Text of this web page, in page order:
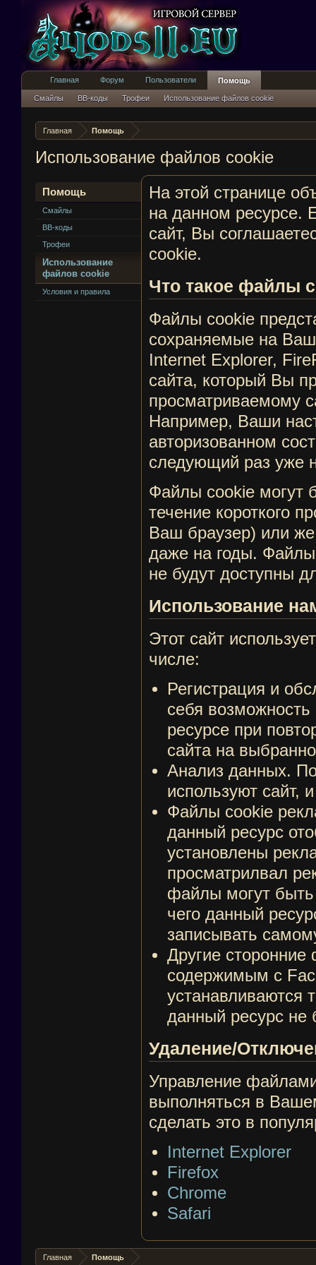
Главная Помощь
Использование файлов cookie
Помощь
Смайлы
BB-коды
Трофеи
Использование
файлов cookie
Условия и правила
На этой странице
на данном ресурсе.
сайт, Вы
cookie.
Что такое файлы
Файлы cookie
сохраняемые на
Internet Explorer,
сайта, который Вы
просматриваемому
Например, Ваши
авторизованном
следующий раз уже
Файлы cookie могут
течение короткого
Ваш браузер) или
даже на годы.
не будут доступны
Использование
Этот сайт
числе:
Регистрация и
себя
ресурсе при
сайта на
Анализ данных.
используют сайт,
Файлы cookie
данный ресурс
установлены
просматрилвал
файлы могут быть
чего данный
записывать
Другие
содержимым с
устанавливаются
данный ресурс не
Удаление/
Управление
выполняться в
сделать это в
Internet Explorer
Firefox
Chrome
Safari
Главная Помощь
Главная Форум Пользователи Помощь
Смайлы BB-коды Трофеи Использование файлов cookie